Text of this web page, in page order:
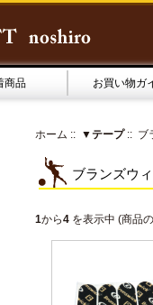
商品 お買い物ガ
ホーム :: ▼テープ:: ブ
ブランズウ
1から4 を表示中 (商品